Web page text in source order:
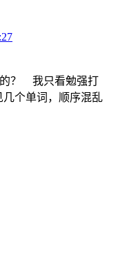
？ 我只看勉强打
个单词，顺序混乱